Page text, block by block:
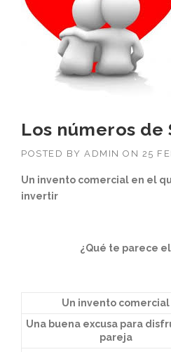
Los números de
POSTED BY ADMIN ON 25
Un invento comercial en el
invertir
¿Qué te parece
Un invento comercial
Una buena excusa para
pareja